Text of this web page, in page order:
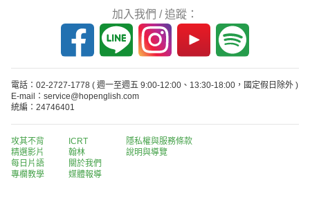
加入我們 / 追蹤：
電話：02-2727-1778 ( 週一至週五 9:00-12:00、13:30-18:00，國定假日除外 )
E-mail：service@hopenglish.com
統編：24746401
攻其不背
精選影片
每日片語
專欄教學
ICRT
翰林
關於我們
媒體報導
隱私權與服務條款
說明與導覽